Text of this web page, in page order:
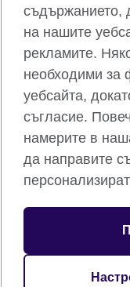
Глобален уебсайт на
Поверителност и
Бисквитки
Карта на сайта
© 2026 British Council
Британски съвет е
културни връзки.
идеална цел под
организация в
съдържанието,
на нашите
рекламите.
необходими за
уебсайта,
съгласие.
намерите в
да направите